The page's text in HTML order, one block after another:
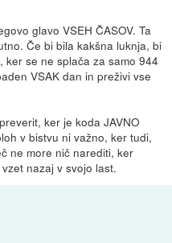
glavo VSEH ČASOV. Ta
Če bi bila kakšna luknja, bi
ker se ne splača za samo 944
VSAK dan in preživi vse
ker je koda JAVNO
v bistvu ni važno, ker tudi,
ne more nič narediti, ker
nazaj v svojo last.